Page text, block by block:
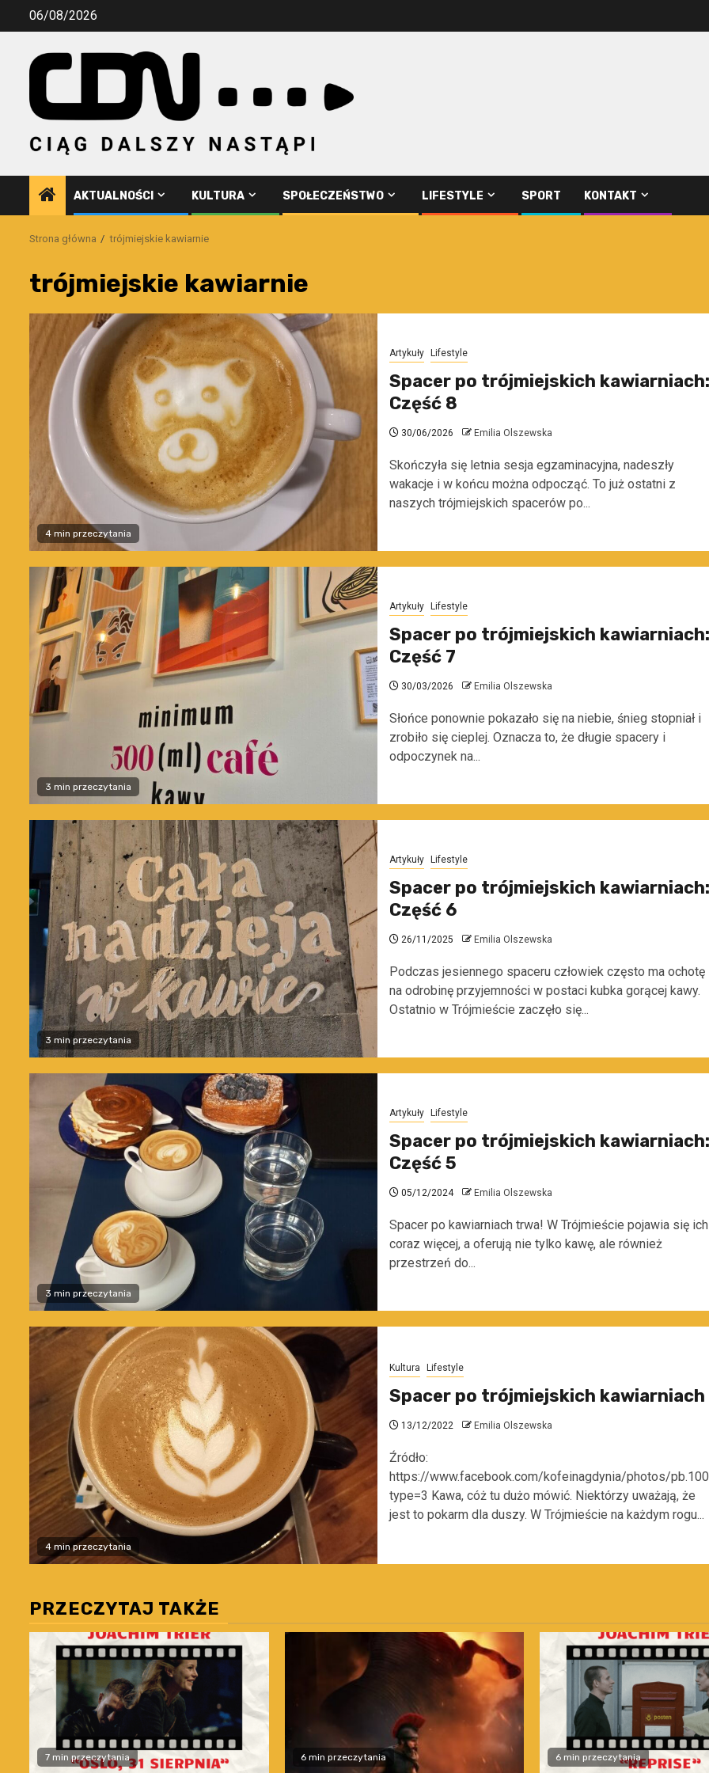
Przejdź06/08/2026
AKTUALNOŚCI KULTURA SPOŁECZEŃSTWO LIFESTYLE SPORT KONTAKT
Strona główna trójmiejskie kawiarnie
trójmiejskie kawiarnie
4 min przeczytania
Artykuły Lifestyle
Spacer po trójmiejskich kawiarniach:
Część 8
30/06/2026 Emilia Olszewska
Skończyła się letnia sesja egzaminacyjna, nadeszły
wakacje i w końcu można odpocząć. To już ostatni z
naszych trójmiejskich spacerów po...
3 min przeczytania
Artykuły Lifestyle
Spacer po trójmiejskich kawiarniach:
Część 7
30/03/2026 Emilia Olszewska
Słońce ponownie pokazało się na niebie, śnieg stopniał i
zrobiło się cieplej. Oznacza to, że długie spacery i
odpoczynek na...
3 min przeczytania
Artykuły Lifestyle
Spacer po trójmiejskich kawiarniach:
Część 6
26/11/2025 Emilia Olszewska
Podczas jesiennego spaceru człowiek często ma ochotę
na odrobinę przyjemności w postaci kubka gorącej kawy.
Ostatnio w Trójmieście zaczęło się...
3 min przeczytania
Artykuły Lifestyle
Spacer po trójmiejskich kawiarniach:
Część 5
05/12/2024 Emilia Olszewska
Spacer po kawiarniach trwa! W Trójmieście pojawia się ich
coraz więcej, a oferują nie tylko kawę, ale również
przestrzeń do...
4 min przeczytania
Kultura Lifestyle
Spacer po trójmiejskich kawiarniach
13/12/2022 Emilia Olszewska
Źródło:
https://www.facebook.com/kofeinagdynia/photos/
type=3 Kawa, cóż tu dużo mówić. Niektórzy uważają, że
jest to pokarm dla duszy. W Trójmieście na każdym rogu...
PRZECZYTAJ TAKŻE
7 min przeczytania 6 min przeczytania 6 min przeczytania